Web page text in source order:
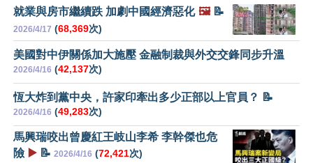
就業與房市繼續跌 加劇中國經濟惡化 🖼️📝
2026/4/17 (68,369次)
美國對中伊關係加大施壓 金融制裁與外交交鋒同步升溫
2026/4/16 (42,137次)
恆大炸到黨中央，許家印牽出多少正部以上官員？ 📝
2026/4/16 (49,283次)
馬興瑞咬出曾慶紅王岐山李希 李幹傑也危
險 ▶️ 📝 2026/4/16 (72,421次)